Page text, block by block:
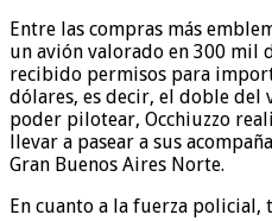
Entre las compras más
un avión valorado en 300 mil
recibido permisos para
dólares, es decir, el doble del
poder pilotear, Occhiuzzo
llevar a pasear a sus
Gran Buenos Aires Norte.
En cuanto a la fuerza policial,